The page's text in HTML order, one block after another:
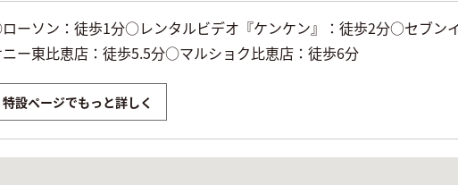
ーソン：徒歩1分○レンタルビデオ『ケンケン』：徒歩2分○セブン
ニー東比恵店：徒歩5.5分○マルショク比恵店：徒歩6分
特設ページでもっと詳しく